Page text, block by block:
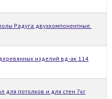
Радуга двухкомпонентные.
изделий вд-ак 114
для потолков и для стен 7кг